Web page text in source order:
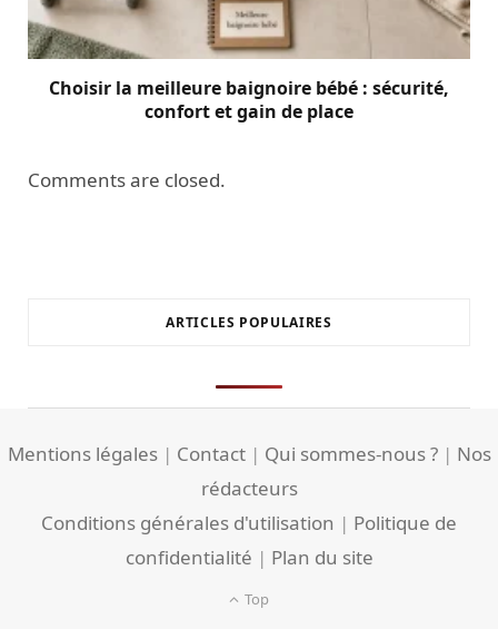
Choisir la meilleure baignoire bébé : sécurité,
confort et gain de place
Comments are closed.
ARTICLES POPULAIRES
Mentions légales| Contact| Qui sommes-nous ?| Nos
rédacteurs
Conditions générales d'utilisation | Politique de
confidentialité | Plan du site
Top